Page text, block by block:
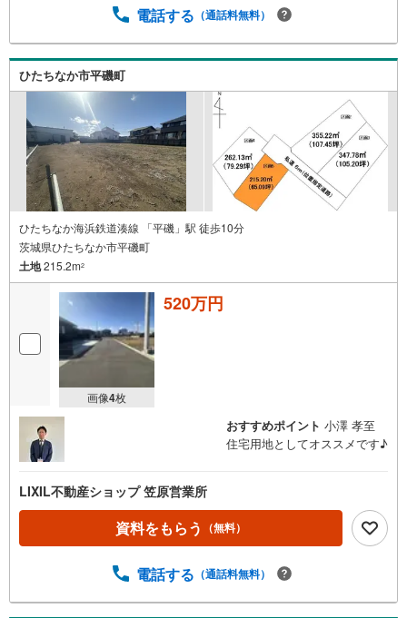
電話する （通話料無料）
ひたちなか市平磯町
ひたちなか海浜鉄道湊線 「平磯」駅 徒歩10分
茨城県ひたちなか市平磯町
土地215.2m2
画像4枚
520万円
おすすめポイント 小澤 孝至
住宅用地としてオススメです♪
LIXIL不動産ショップ 笠原営業所
資料をもらう （無料）
電話する （通話料無料）